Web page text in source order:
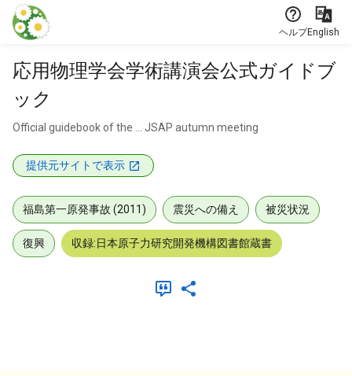
本文に飛ぶ
ヘルプEnglish
応用物理学会学術講演会公式ガイドブ
ック
Official guidebook of the ... JSAP autumn meeting
提供元サイトで表示
福島第一原発事故 (2011) 震災への備え 被災状況
復興 収録:日本原子力研究開発機構図書館蔵書